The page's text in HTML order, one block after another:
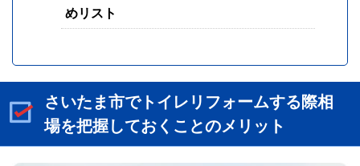
めリスト
さいたま市でトイレリフォームする際相
場を把握しておくことのメリット